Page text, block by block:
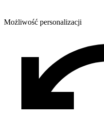
Możliwość personalizacji